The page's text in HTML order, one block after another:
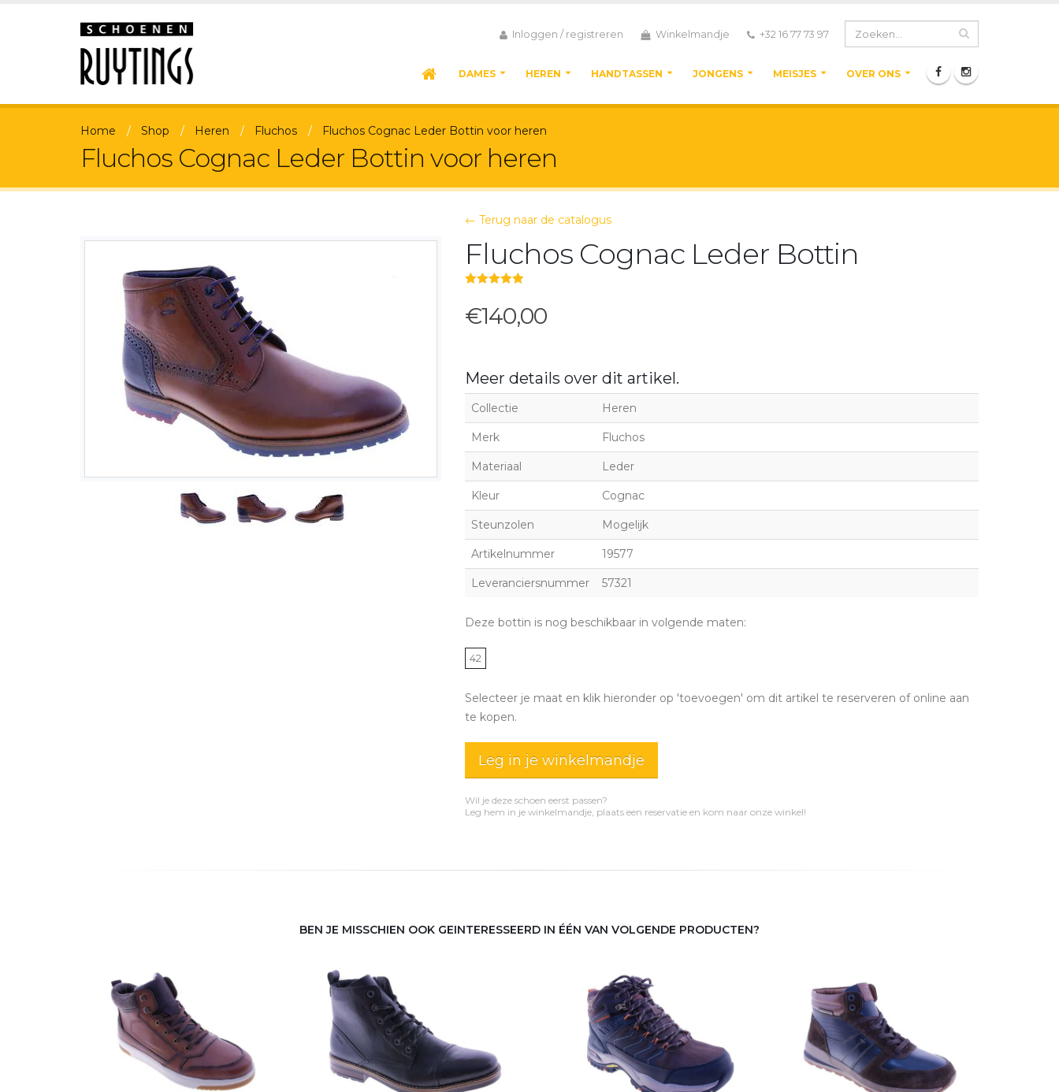
Inloggen / registreren Winkelmandje +32 16 77 73 97
DAMES HEREN HANDTASSEN JONGENS MEISJES OVER ONS
Home Shop Heren Fluchos Fluchos Cognac Leder Bottin voor heren
Fluchos Cognac Leder Bottin voor heren
← Terug naar de catalogus
Fluchos Cognac Leder Bottin
€140,00
Meer details over dit artikel.
Collectie Heren
Merk Fluchos
Materiaal Leder
Kleur Cognac
Steunzolen Mogelijk
Artikelnummer 19577
Leveranciersnummer 57321
Deze bottin is nog beschikbaar in volgende maten:
42
Selecteer je maat en klik hieronder op 'toevoegen' om dit artikel te reserveren of online aan
te kopen.
Leg in je winkelmandje
Wil je deze schoen eerst passen?
Leg hem in je winkelmandje, plaats een reservatie en kom naar onze winkel!
BEN JE MISSCHIEN OOK GEINTERESSEERD IN ÉÉN VAN VOLGENDE PRODUCTEN?